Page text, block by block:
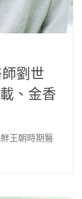
師劉世
、金香
王朝時期醫